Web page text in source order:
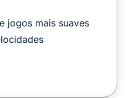
jogos mais suaves